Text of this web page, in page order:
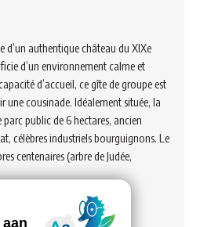
d’un authentique château du XIXe
d’un environnement calme et
d’accueil, ce gîte de groupe est
une cousinade. Idéalement située, la
public de 6 hectares, ancien
célèbres industriels bourguignons. Le
centenaires (arbre de Judée,